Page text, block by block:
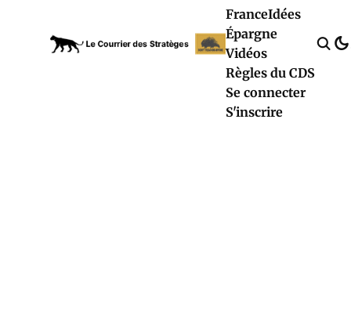
FranceIdées
Épargne
Vidéos
Règles du CDS
Se connecter
S'inscrire